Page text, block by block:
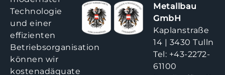
Technologie
und einer
effizienten
Betriebsorganisation
können wir
kostenadäquate
Metallbau
GmbH
Kaplanstraße
14 | 3430 Tulln
Tel: +43-2272-
61100